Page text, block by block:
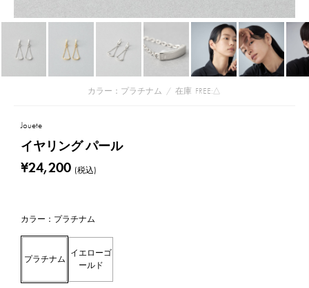
カラー：プラチナム / 在庫 FREE:△
Jouete
イヤリング パール
¥24,200 (税込)
カラー：プラチナム
プラチナム
イエローゴ
ールド